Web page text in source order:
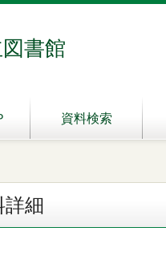
書館
資料検索
詳細